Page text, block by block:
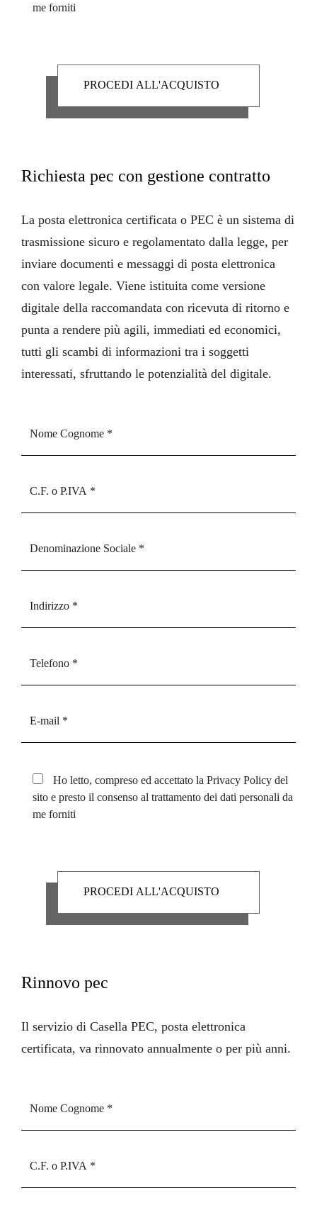
me forniti
Richiesta pec con gestione contratto
La posta elettronica certificata o PEC è un sistema di
trasmissione sicuro e regolamentato dalla legge, per
inviare documenti e messaggi di posta elettronica
con valore legale. Viene istituita come versione
digitale della raccomandata con ricevuta di ritorno e
punta a rendere più agili, immediati ed economici,
tutti gli scambi di informazioni tra i soggetti
interessati, sfruttando le potenzialità del digitale.
Ho letto, compreso ed accettato la Privacy Policy del
sito e presto il consenso al trattamento dei dati personali da
me forniti
Rinnovo pec
Il servizio di Casella PEC, posta elettronica
certificata, va rinnovato annualmente o per più anni.